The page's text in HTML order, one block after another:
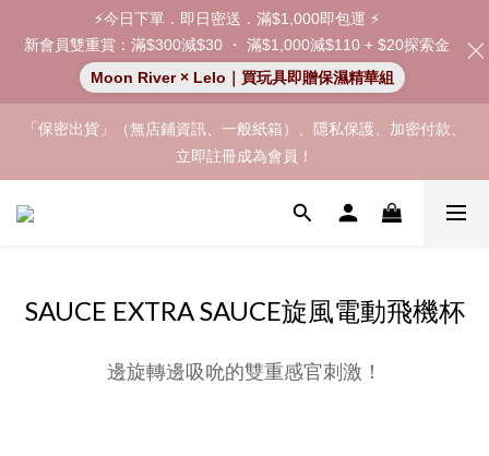
「保密出貨」（無店鋪資訊、一般紙箱）、隱私保護、加密付款、
立即註冊成為會員！
立即註冊成為會員！
加入會員即享$20購物金  訂單商品好評再享$15購物金
立即註冊成為會員！
SAUCE EXTRA SAUCE旋風電動飛機杯
邊旋轉邊吸吮的雙重感官刺激！
⚡今日下單．即日密送．滿$1,000即包運 ⚡
新會員雙重賞：滿$300減$30 ・ 滿$1,000減$110 + $20探索金
Moon River × Lelo｜買玩具即贈保濕精華組